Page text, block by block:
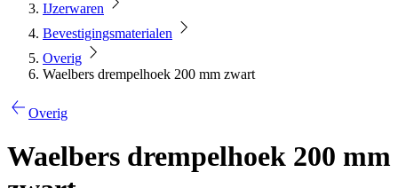
IJzerwaren
Bevestigingsmaterialen
Overig
Waelbers drempelhoek 200 mm zwart
Overig
Waelbers drempelhoek 200 mm